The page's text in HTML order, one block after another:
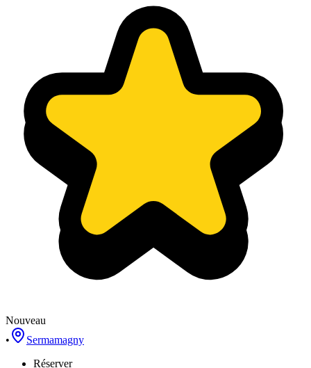
Nouveau
•
Sermamagny
Réserver